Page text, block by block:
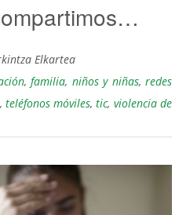
Elkartea
,familia, niños y niñas,redes
, teléfonos móviles,tic, violencia de